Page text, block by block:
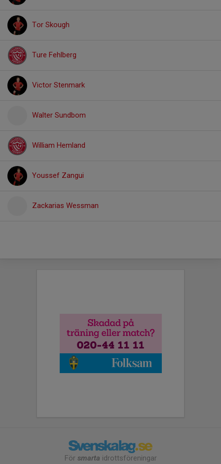
Tor Skough
Ture Fehlberg
Victor Stenmark
Walter Sundbom
William Hemland
Youssef Zangui
Zackarias Wessman
För smarta idrottsföreningar